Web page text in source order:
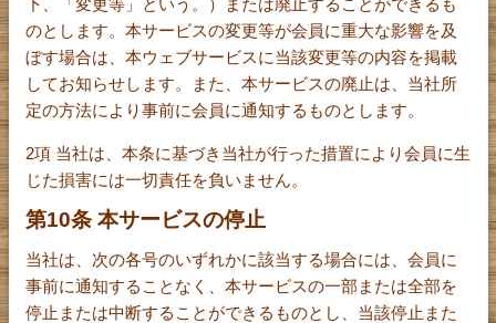
のとします。本サービスの変更等が会員に重大な影響を及
ぼす場合は、本ウェブサービスに当該変更等の内容を掲載
してお知らせします。また、本サービスの廃止は、当社所
定の方法により事前に会員に通知するものとします。
2項 当社は、本条に基づき当社が行った措置により会員に生
じた損害には一切責任を負いません。
第10条 本サービスの停止
当社は、次の各号のいずれかに該当する場合には、会員に
事前に通知することなく、本サービスの一部または全部を
停止または中断することができるものとし、当該停止また